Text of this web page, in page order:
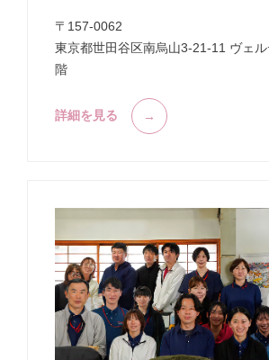
〒157-0062
東京都世田谷区南烏山3-21-11 ヴェ
階
詳細を見る